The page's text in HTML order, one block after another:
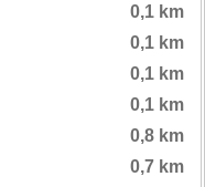
0,1 km
0,1 km
0,1 km
0,1 km
0,8 km
0,7 km